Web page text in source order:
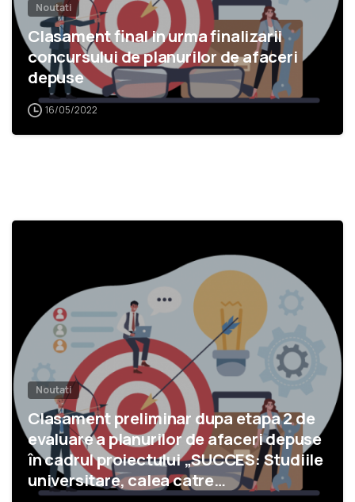
Noutati
Clasament final in urma finalizarii
concursului de planurilor de afaceri
depuse
16/05/2022
Noutati
Clasament preliminar dupa etapa 2 de
evaluare a planurilor de afaceri depuse
în cadrul proiectului „SUCCES: Studiile
universitare, calea catre